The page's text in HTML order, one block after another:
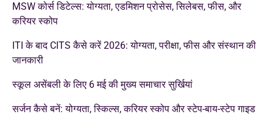
MSW कोर्स डिटेल्स: योग्यता, एडमिशन प्रोसेस, सिलेबस, फीस, और
करियर स्कोप
ITI के बाद CITS कैसे करें 2026: योग्यता, परीक्षा, फीस और संस्थान की
जानकारी
स्कूल असेंबली के लिए 6 मई की मुख्य समाचार सुर्खियां
सर्जन कैसे बनें: योग्यता, स्किल्स, करियर स्कोप और स्टेप-बाय-स्टेप गाइड